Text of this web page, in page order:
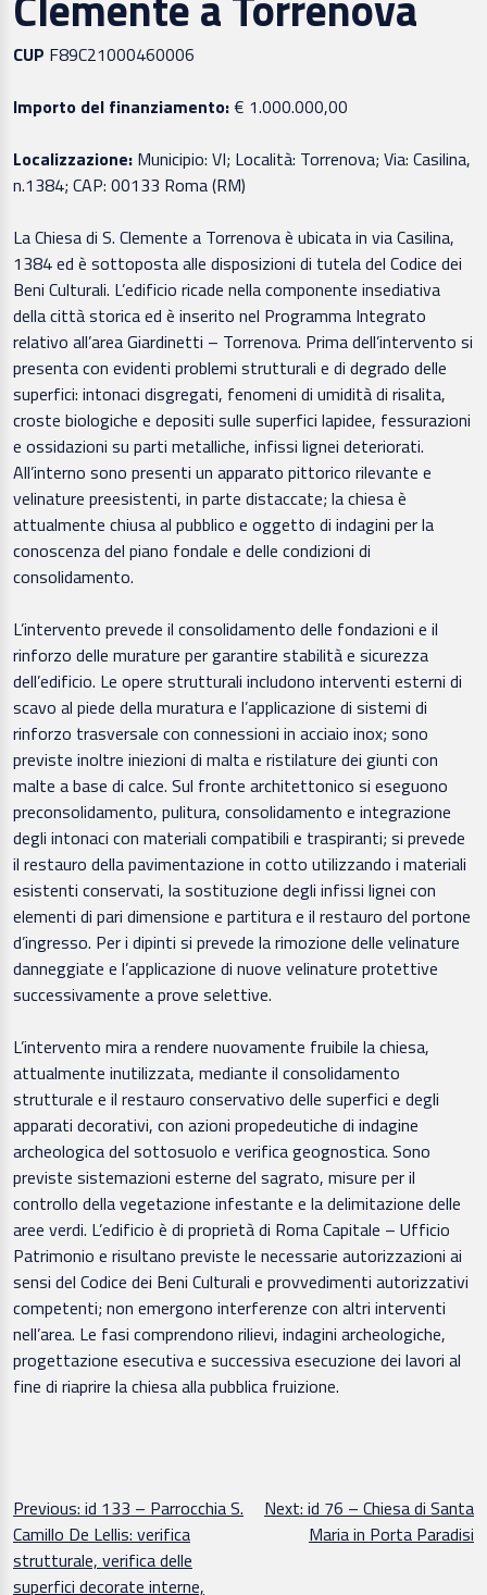
CUP F89C21000460006
Importo del finanziamento:€ 1.000.000,00
Localizzazione: Municipio: VI; Località: Torrenova; Via: Casilina,
n.1384; CAP: 00133 Roma (RM)
La Chiesa di S. Clemente a Torrenova è ubicata in via Casilina,
1384 ed è sottoposta alle disposizioni di tutela del Codice dei
Beni Culturali. L’edificio ricade nella componente insediativa
della città storica ed è inserito nel Programma Integrato
relativo all’area Giardinetti – Torrenova. Prima dell’intervento si
presenta con evidenti problemi strutturali e di degrado delle
superfici: intonaci disgregati, fenomeni di umidità di risalita,
croste biologiche e depositi sulle superfici lapidee, fessurazioni
e ossidazioni su parti metalliche, infissi lignei deteriorati.
All’interno sono presenti un apparato pittorico rilevante e
velinature preesistenti, in parte distaccate; la chiesa è
attualmente chiusa al pubblico e oggetto di indagini per la
conoscenza del piano fondale e delle condizioni di
consolidamento.
L’intervento prevede il consolidamento delle fondazioni e il
rinforzo delle murature per garantire stabilità e sicurezza
dell’edificio. Le opere strutturali includono interventi esterni di
scavo al piede della muratura e l’applicazione di sistemi di
rinforzo trasversale con connessioni in acciaio inox; sono
previste inoltre iniezioni di malta e ristilature dei giunti con
malte a base di calce. Sul fronte architettonico si eseguono
preconsolidamento, pulitura, consolidamento e integrazione
degli intonaci con materiali compatibili e traspiranti; si prevede
il restauro della pavimentazione in cotto utilizzando i materiali
esistenti conservati, la sostituzione degli infissi lignei con
elementi di pari dimensione e partitura e il restauro del portone
d’ingresso. Per i dipinti si prevede la rimozione delle velinature
danneggiate e l’applicazione di nuove velinature protettive
successivamente a prove selettive.
L’intervento mira a rendere nuovamente fruibile la chiesa,
attualmente inutilizzata, mediante il consolidamento
strutturale e il restauro conservativo delle superfici e degli
apparati decorativi, con azioni propedeutiche di indagine
archeologica del sottosuolo e verifica geognostica. Sono
previste sistemazioni esterne del sagrato, misure per il
controllo della vegetazione infestante e la delimitazione delle
aree verdi. L’edificio è di proprietà di Roma Capitale – Ufficio
Patrimonio e risultano previste le necessarie autorizzazioni ai
sensi del Codice dei Beni Culturali e provvedimenti autorizzativi
competenti; non emergono interferenze con altri interventi
nell’area. Le fasi comprendono rilievi, indagini archeologiche,
progettazione esecutiva e successiva esecuzione dei lavori al
fine di riaprire la chiesa alla pubblica fruizione.
Navigazione
articoli
Previous: id 133 – Parrocchia S.
Camillo De Lellis: verifica
strutturale, verifica delle
superfici decorate interne,
Next: id 76 – Chiesa di Santa
Maria in Porta Paradisi